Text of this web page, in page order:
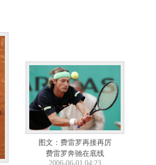
图文：费雷罗再接再厉
费雷罗奔驰在底线
2006-06-01 04:23